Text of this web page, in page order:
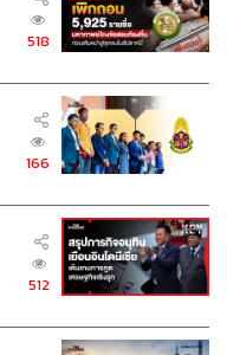
518
166
512